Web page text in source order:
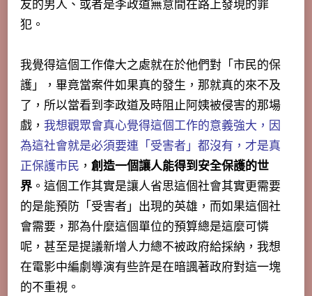
友的男人、或者是李政道無意間在路上發現的罪
犯。
我覺得這個工作偉大之處就在於他們對「市民的保
護」，畢竟當案件如果真的發生，那就真的來不及
了，所以當看到李政道及時阻止阿姨被侵害的那場
戲， 我想觀眾會真心覺得這個工作的意義強大，因
為這社會就是必須要連「受害者」都沒有，才是真
正保護市民 ， 創造一個讓人能得到安全保護的世
界 。這個工作其實是讓人省思這個社會其實更需要
的是能預防「受害者」出現的英雄，而如果這個社
會需要，那為什麼這個單位的預算總是這麼可憐
呢，甚至是提議新增人力總不被政府給採納，我想
在電影中編劇導演有些許是在暗諷著政府對這一塊
的不重視。